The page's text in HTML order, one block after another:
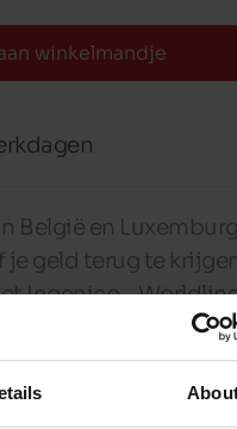
winkelmandje
België en
je geld terug te
Ingenico -
worden